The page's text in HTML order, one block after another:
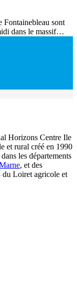
Fontainebleau sont
dans le massif…
Horizons Centre Ile
et rural créé en 1990
les départements
, et des
du Loiret agricole et